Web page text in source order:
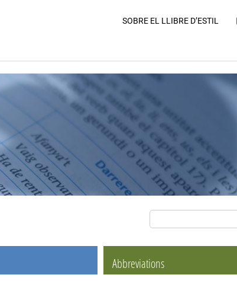
SOBRE EL LLIBRE D’ESTIL
Abbreviations